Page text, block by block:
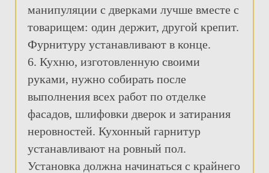
манипуляции с дверками лучше вместе с
товарищем: один держит, другой крепит.
Фурнитуру устанавливают в конце.
6. Кухню, изготовленную своими
руками, нужно собирать после
выполнения всех работ по отделке
фасадов, шлифовки дверок и затирания
неровностей. Кухонный гарнитур
устанавливают на ровный пол.
Установка должна начинаться с крайнего